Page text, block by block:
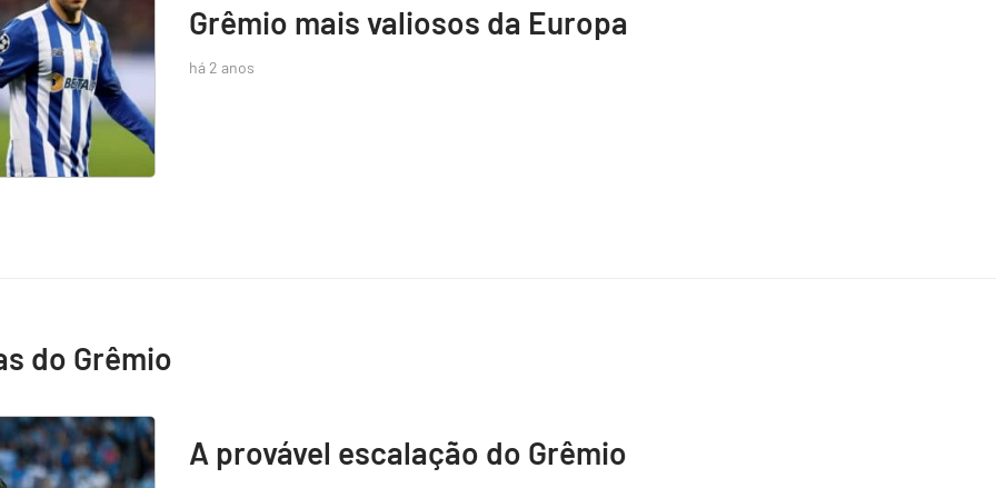
Grêmio mais valiosos da Europa
há 2 anos
do Grêmio
A provável escalação do Grêmio